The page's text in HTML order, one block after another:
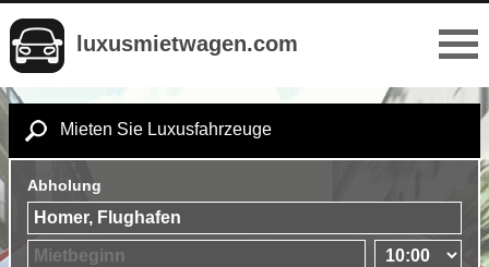
luxusmietwagen.com
Mieten Sie Luxusfahrzeuge
Abholung